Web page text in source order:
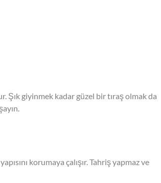
Şık giyinmek kadar güzel bir tıraş olmak da
korumaya çalışır. Tahriş yapmaz ve